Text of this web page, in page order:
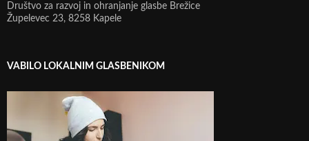
Društvo za razvoj in ohranjanje glasbe Brežice
Župelevec 23, 8258 Kapele
VABILO LOKALNIM GLASBENIKOM